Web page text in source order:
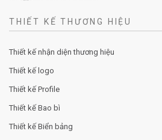
THIẾT KẾ THƯƠNG HIỆU
Thiết kế nhận diện thương hiệu
Thiết kế logo
Thiết kế Profile
Thiết kế Bao bì
Thiết kế Biển bảng